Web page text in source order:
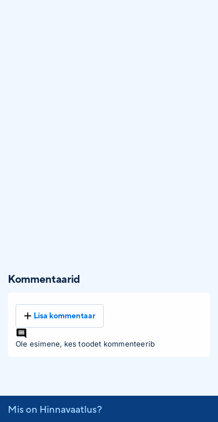
Kommentaarid
Lisa kommentaar
Ole esimene, kes toodet kommenteerib
Mis on Hinnavaatlus?